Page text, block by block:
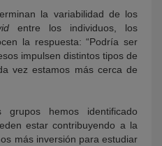
la variabilidad de los
entre los individuos, los
la respuesta: “Podría ser
impulsen distintos tipos de
vez estamos más cerca de
hemos identificado
estar contribuyendo a la
más inversión para estudiar